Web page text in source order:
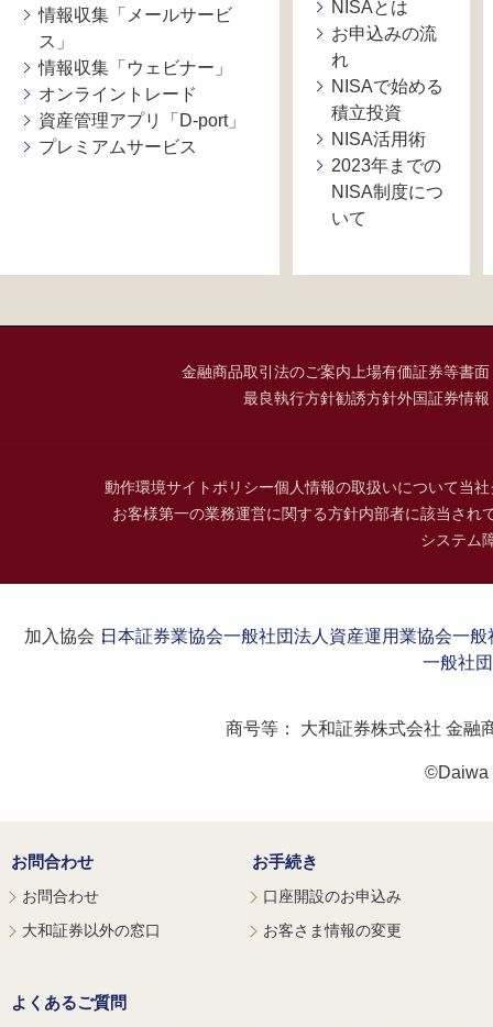
情報収集「メールサービ
ス」
情報収集「ウェビナー」
オンライントレード
資産管理アプリ「D-port」
プレミアムサービス
NISAとは
お申込みの流
れ
NISAで始める
積立投資
NISA活用術
2023年までの
NISA制度につ
いて
金融商品取引法のご案内 上場有価証券等書
最良執行方針勧誘方針外国証券情
動作環境サイトポリシー個人情報の取扱いについて当
お客様第一の業務運営に関する方針内部者に該当され
システム
加入協会：日本証券業協会一般社団法人資産運用業協会一般
一般社
商号等： 大和証券株式会社 金融
©Daiwa
お問合わせ
お問合わせ
大和証券以外の窓口
お手続き
口座開設のお申込み
お客さま情報の変更
よくあるご質問